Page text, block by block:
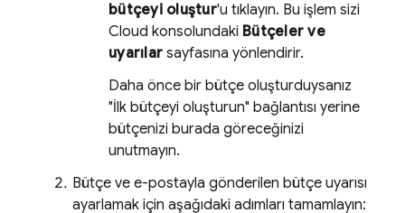
bütçeyi oluştur'u tıklayın. Bu işlem sizi
Cloud konsolundaki Bütçeler ve
uyarılar sayfasına yönlendirir.
Daha önce bir bütçe oluşturduysanız
"İlk bütçeyi oluşturun" bağlantısı yerine
bütçenizi burada göreceğinizi
unutmayın.
Bütçe ve e-postayla gönderilen bütçe uyarısı
ayarlamak için aşağıdaki adımları tamamlayın: